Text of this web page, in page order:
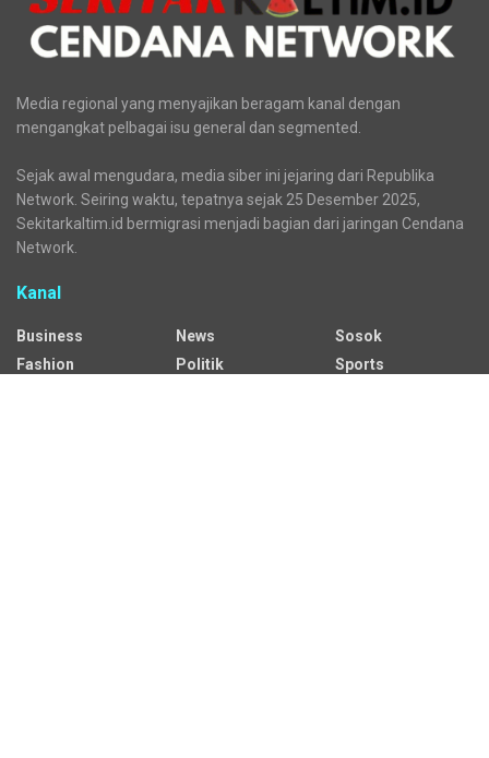
Media regional yang menyajikan beragam kanal dengan
mengangkat pelbagai isu general dan segmented.
Sejak awal mengudara, media siber ini jejaring dari Republika
Network. Seiring waktu, tepatnya sejak 25 Desember 2025,
Sekitarkaltim.id bermigrasi menjadi bagian dari jaringan Cendana
Network.
Kanal
Business
Fashion
News
Politik
Sosok
Sports